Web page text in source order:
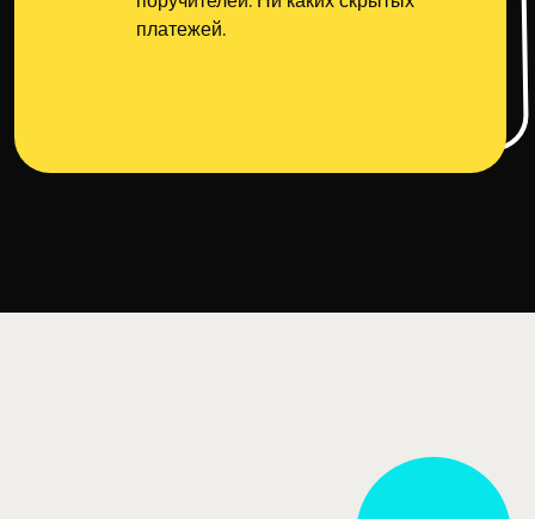
платежей.